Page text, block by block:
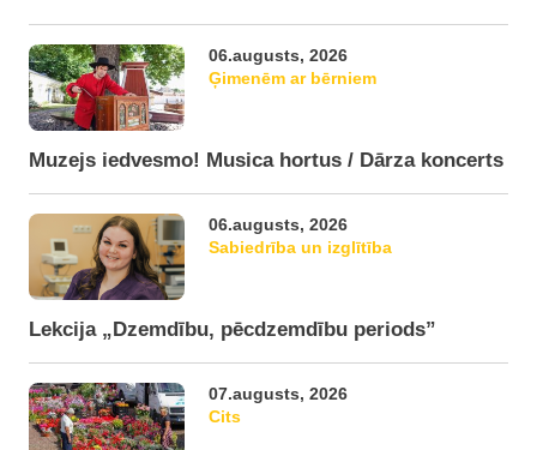
06.augusts, 2026
Ģimenēm ar bērniem
Muzejs iedvesmo! Musica hortus / Dārza koncerts
06.augusts, 2026
Sabiedrība un izglītība
Lekcija „Dzemdību, pēcdzemdību periods”
07.augusts, 2026
Cits